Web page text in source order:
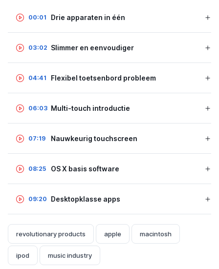
00:01 Drie apparaten in één
03:02 Slimmer en eenvoudiger
04:41 Flexibel toetsenbord probleem
06:03 Multi-touch introductie
07:19 Nauwkeurig touchscreen
08:25 OS X basis software
09:20 Desktopklasse apps
revolutionary products apple macintosh
ipod music industry